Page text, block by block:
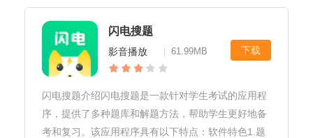
打开拍照搜题作业答案软件，进
闪电搜题
影音播放 61.99MB 下载
闪电搜题介绍闪电搜题是一款针对学生考试的应用程
序，提供了多种题库和解题方法，帮助学生更好地备
考和复习。该应用程序具有以下特点：软件特色1.题